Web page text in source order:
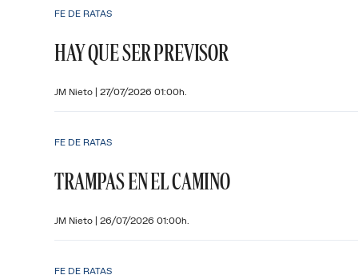
FE DE RATAS
HAY QUE SER PREVISOR
JM Nieto | 27/07/2026 01:00h.
FE DE RATAS
TRAMPAS EN EL CAMINO
JM Nieto | 26/07/2026 01:00h.
FE DE RATAS